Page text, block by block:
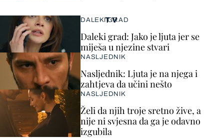
TV
DALEKI GRAD
Daleki grad: Jako je ljuta jer se
miješa u njezine stvari
NASLJEDNIK
Nasljednik: Ljuta je na njega i
zahtjeva da učini nešto
NASLJEDNIK
Želi da njih troje sretno žive, a
nije ni svjesna da ga je odavno
izgubila